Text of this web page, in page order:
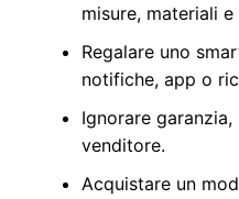
misure, materiali e
Regalare uno
notifiche, app o
Ignorare
venditore.
Acquistare un